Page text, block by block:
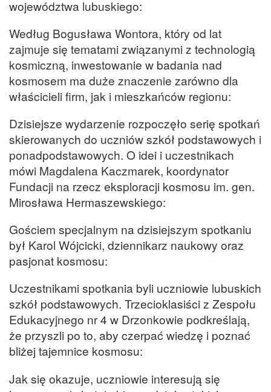
województwa lubuskiego:
Według Bogusława Wontora, który od lat
zajmuje się tematami związanymi z technologią
kosmiczną, inwestowanie w badania nad
kosmosem ma duże znaczenie zarówno dla
właścicieli firm, jak i mieszkańców regionu:
Dzisiejsze wydarzenie rozpoczęło serię spotkań
skierowanych do uczniów szkół podstawowych i
ponadpodstawowych. O idei i uczestnikach
mówi Magdalena Kaczmarek, koordynator
Fundacji na rzecz eksploracji kosmosu im. gen.
Mirosława Hermaszewskiego:
Gościem specjalnym na dzisiejszym spotkaniu
był Karol Wójcicki, dziennikarz naukowy oraz
pasjonat kosmosu:
Uczestnikami spotkania byli uczniowie lubuskich
szkół podstawowych. Trzecioklasiści z Zespołu
Edukacyjnego nr 4 w Drzonkowie podkreślają,
że przyszli po to, aby czerpać wiedzę i poznać
bliżej tajemnice kosmosu:
Jak się okazuje, uczniowie interesują się